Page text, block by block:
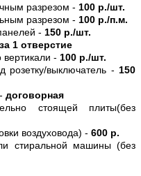
разрезом - 100 р./шт.
разрезом - 100 р./п.м.
- 150 р./шт.
1 отверстие
- 100 р./шт.
розетку/выключатель - 150
договорная
стоящей плиты(без
воздуховода) - 600 р.
стиральной машины (без